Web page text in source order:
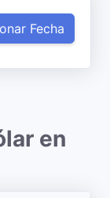
Fecha
en